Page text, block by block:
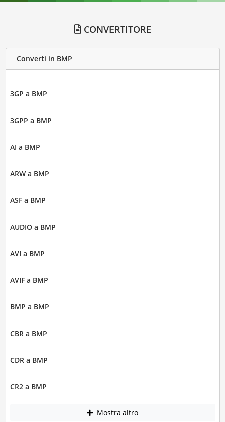
CONVERTITORE
Converti in BMP
3GP a BMP
3GPP a BMP
AI a BMP
ARW a BMP
ASF a BMP
AUDIO a BMP
AVI a BMP
AVIF a BMP
BMP a BMP
CBR a BMP
CDR a BMP
CR2 a BMP
Mostra altro